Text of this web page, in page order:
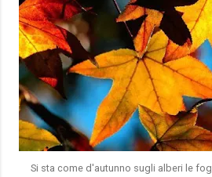
Si sta come d'autunno sugli alberi le